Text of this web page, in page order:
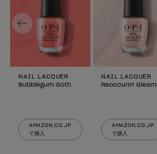
NAIL LACQUER
Bubblegum Goth
AMAZON.CO.JP
で購入
NAIL LACQUER
Reoccurin' Gleam
AMAZON.CO.JP
で購入
Previous